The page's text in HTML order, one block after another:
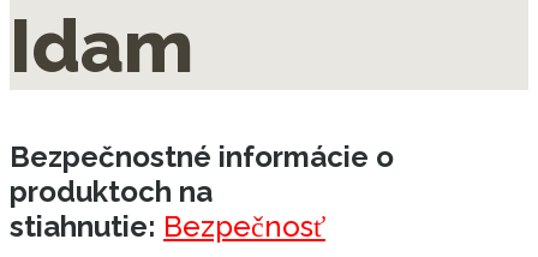
Idam
Bezpečnostné informácie o
produktoch na
stiahnutie: Bezpečnosť